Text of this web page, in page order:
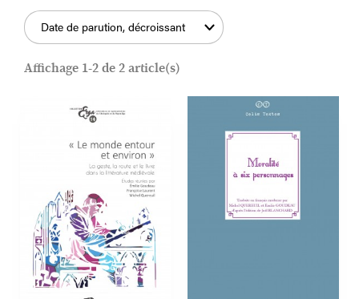
Date de parution, décroissant
Affichage 1-2 de 2 article(s)